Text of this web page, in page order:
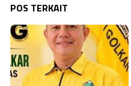
POS TERKAIT